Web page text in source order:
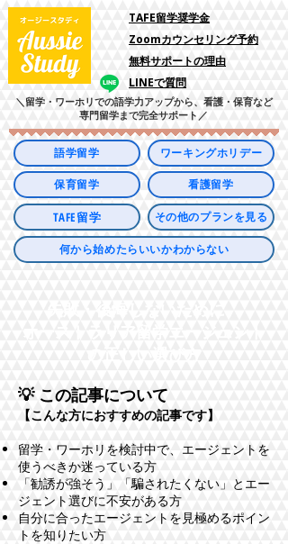
​TAFE留学奨学金
Zoomカウンセリング予約
​無料サポートの理由
LINEで質問
＼留学・ワーホリでの語学力アップから、看護・保育など
専門留学まで完全サポート／
語学留学
保育留学
TAFE留学
ワーキングホリデー
看護留学
その他のプランを見る
何から始めたらいいかわからない
💡 この記事について
【こんな方におすすめの記事です】
留学・ワーホリを検討中で、エージェントを
使うべきか迷っている方
「勧誘が強そう」「騙されたくない」とエー
ジェント選びに不安がある方
自分に合ったエージェントを見極めるポイン
トを知りたい方